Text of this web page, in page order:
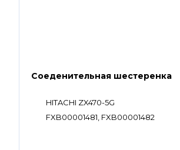
Соеденительная шестеренка
HITACHI ZX470-5G
FXB00001481, FXB00001482